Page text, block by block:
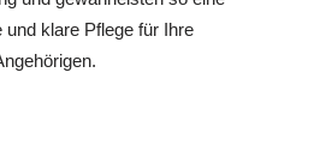
und klare Pflege für Ihre